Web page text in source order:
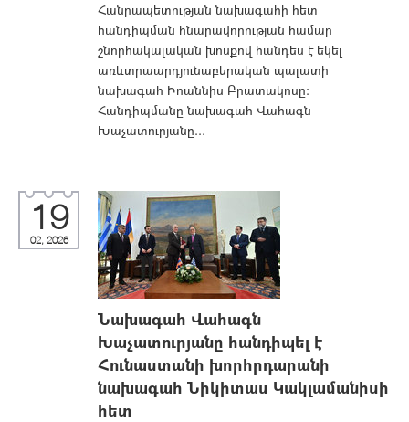
Հանրապետության նախագահի հետ
հանդիպման հնարավորության համար
շնորհակալական խոսքով հանդես է եկել
առևտրաարդյունաբերական պալատի
նախագահ Իոաննիս Բրատակոսը։
Հանդիպմանը նախագահ Վահագն
Խաչատուրյանը...
19
02, 2026
Նախագահ Վահագն
Խաչատուրյանը հանդիպել է
Հունաստանի խորհրդարանի
նախագահ Նիկիտաս Կակլամանիսի
հետ